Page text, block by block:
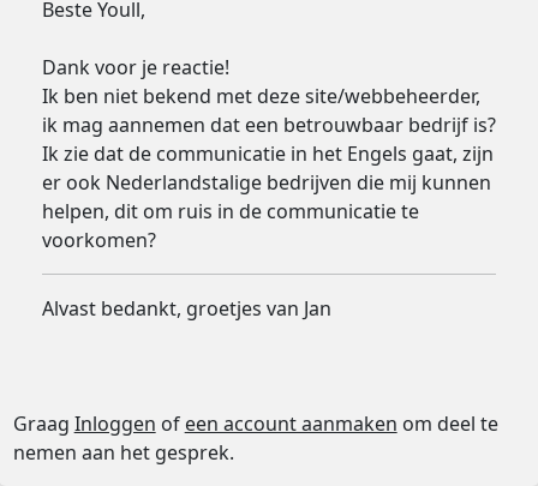
Beste Youll,
Dank voor je reactie!
Ik ben niet bekend met deze site/webbeheerder,
ik mag aannemen dat een betrouwbaar bedrijf is?
Ik zie dat de communicatie in het Engels gaat, zijn
er ook Nederlandstalige bedrijven die mij kunnen
helpen, dit om ruis in de communicatie te
voorkomen?
Alvast bedankt, groetjes van Jan
Graag Inloggen of een account aanmaken om deel te
nemen aan het gesprek.